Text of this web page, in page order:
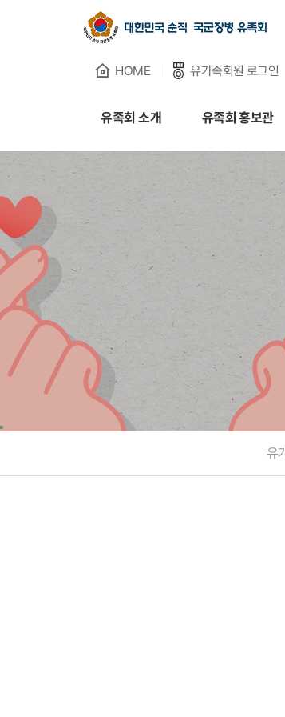
천국의 별님
순직군인 유가족 찾기
연회비·기부금 안내
보훈관련 법률
주요활동사업
정보공개
HOME 유가족회원 로그인
기부금회
HOME 유가족회원 로그인
유족회 소개 유족회 홍보관
유